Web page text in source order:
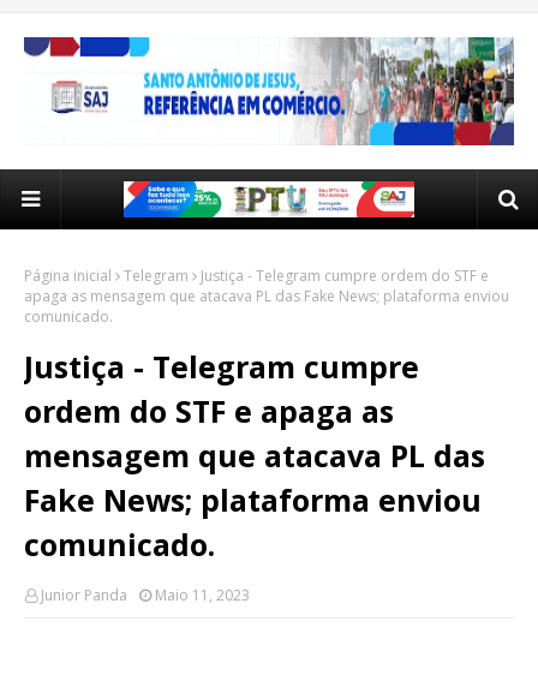
Página inicial Telegram
Justiça - Telegram cumpre ordem do STF e
apaga as mensagem que atacava PL das Fake News; plataforma enviou
comunicado.
Justiça - Telegram cumpre
ordem do STF e apaga as
mensagem que atacava PL das
Fake News; plataforma enviou
comunicado.
Junior Panda Maio 11, 2023